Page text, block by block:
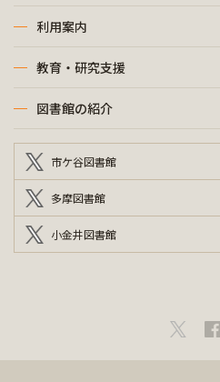
利用案内
教育・研究支援
図書館の紹介
市ケ谷図書館
多摩図書館
小金井図書館